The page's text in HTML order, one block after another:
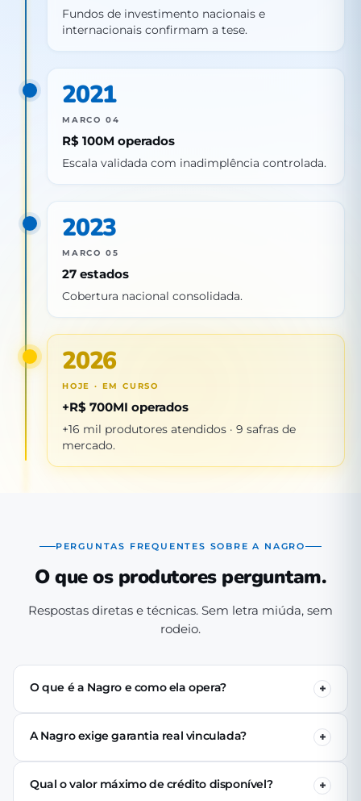
Fundos de investimento nacionais e
internacionais confirmam a tese.
2021
MARCO 04
R$ 100M operados
Escala validada com inadimplência controlada.
2023
MARCO 05
27 estados
Cobertura nacional consolidada.
2026
HOJE · EM CURSO
+R$ 700MI operados
+16 mil produtores atendidos · 9 safras de
mercado.
PERGUNTAS FREQUENTES SOBRE A NAGRO
O que os produtores perguntam.
Respostas diretas e técnicas. Sem letra miúda, sem
rodeio.
O que é a Nagro e como ela opera?
A Nagro é uma Sociedade de Crédito Direto (SCD)
autorizada pelo Banco Central, especializada em crédito
se cadastra pelo app, passa pela análise técnica de perfil
produtivo e (se aprovado) recebe o crédito via PIX em até
A Nagro exige garantia real vinculada?
Não. Nenhuma linha de crédito da Nagro exige penhor
de terra, rebanho ou maquinário. A análise é baseada no
perfil produtivo do tomador — histórico, capacidade de
Qual o valor máximo de crédito disponível?